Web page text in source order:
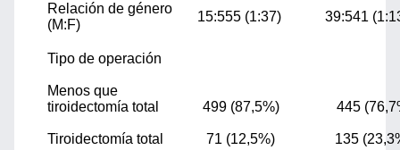
Relación de género
(M:F)
15:555 (1:37) 39:541
Tipo de operación
Menos que
tiroidectomía total
Tiroidectomía total
499 (87,5%)
71 (12,5%)
445
135